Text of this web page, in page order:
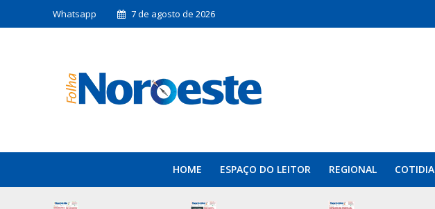
Whatsapp 7 de agosto de 2026
HOME ESPAÇO DO LEITOR REGIONAL